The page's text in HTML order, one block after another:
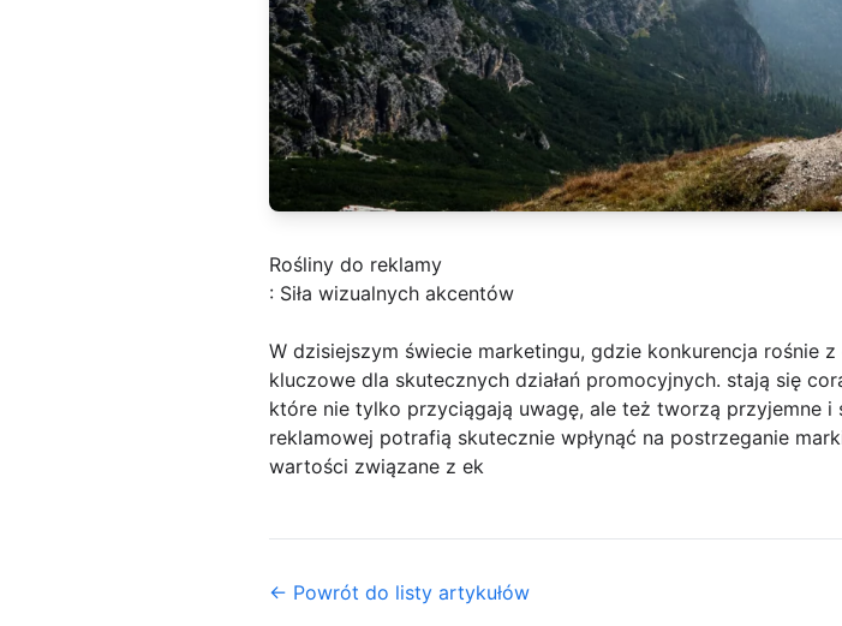
Rośliny do reklamy
: Siła wizualnych akcentów
W dzisiejszym świecie marketingu, gdzie konkurencja rośnie
kluczowe dla skutecznych działań promocyjnych. stają się
które nie tylko przyciągają uwagę, ale też tworzą przyjemne
reklamowej potrafią skutecznie wpłynąć na postrzeganie
wartości związane z ek
← Powrót do listy artykułów